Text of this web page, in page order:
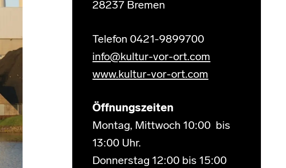
28237 Bremen
Telefon 0421-9899700
info@kultur-vor-ort.com
www.kultur-vor-ort.com
Öffnungszeiten
Montag, Mittwoch 10:00 bis
13:00 Uhr.
Donnerstag 12:00 bis 15:00